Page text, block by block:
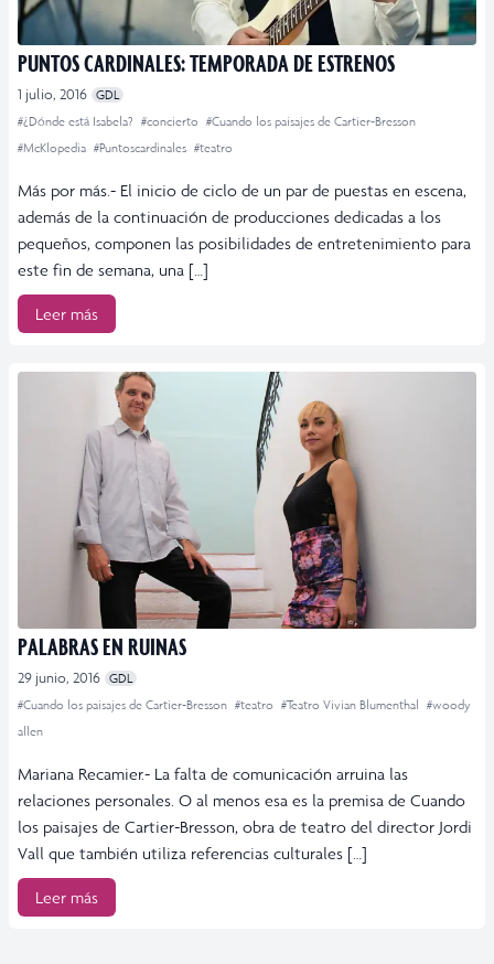
PUNTOS CARDINALES: TEMPORADA DE ESTRENOS
1 julio, 2016 GDL
#¿Dónde está Isabela? #concierto #Cuando los paisajes de Cartier-Bresson
#McKlopedia #Puntoscardinales #teatro
Más por más.- El inicio de ciclo de un par de puestas en escena,
además de la continuación de producciones dedicadas a los
pequeños, componen las posibilidades de entretenimiento para
este fin de semana, una […]
Leer más
PALABRAS EN RUINAS
29 junio, 2016 GDL
#Cuando los paisajes de Cartier-Bresson #teatro #Teatro Vivian Blumenthal #woody
allen
Mariana Recamier.- La falta de comunicación arruina las
relaciones personales. O al menos esa es la premisa de Cuando
los paisajes de Cartier-Bresson, obra de teatro del director Jordi
Vall que también utiliza referencias culturales […]
Leer más